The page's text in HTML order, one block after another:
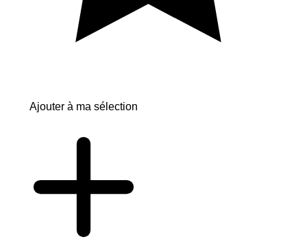
Ajouter à ma sélection